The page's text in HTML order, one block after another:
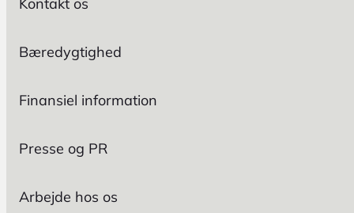
Bæredygtighed
Finansiel information
Presse og PR
Arbejde hos os